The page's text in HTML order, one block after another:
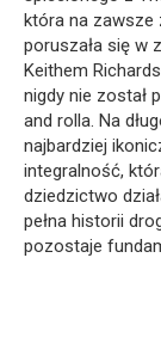
która na zawsze
poruszała się w
Keithem
nigdy nie został
and rolla. Na
najbardziej
integralność,
dziedzictwo
pełna historii
pozostaje